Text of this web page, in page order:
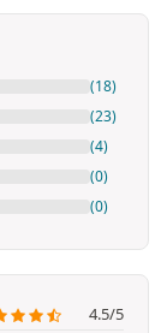
(18)
(23)
(4)
(0)
(0)
4.5/5